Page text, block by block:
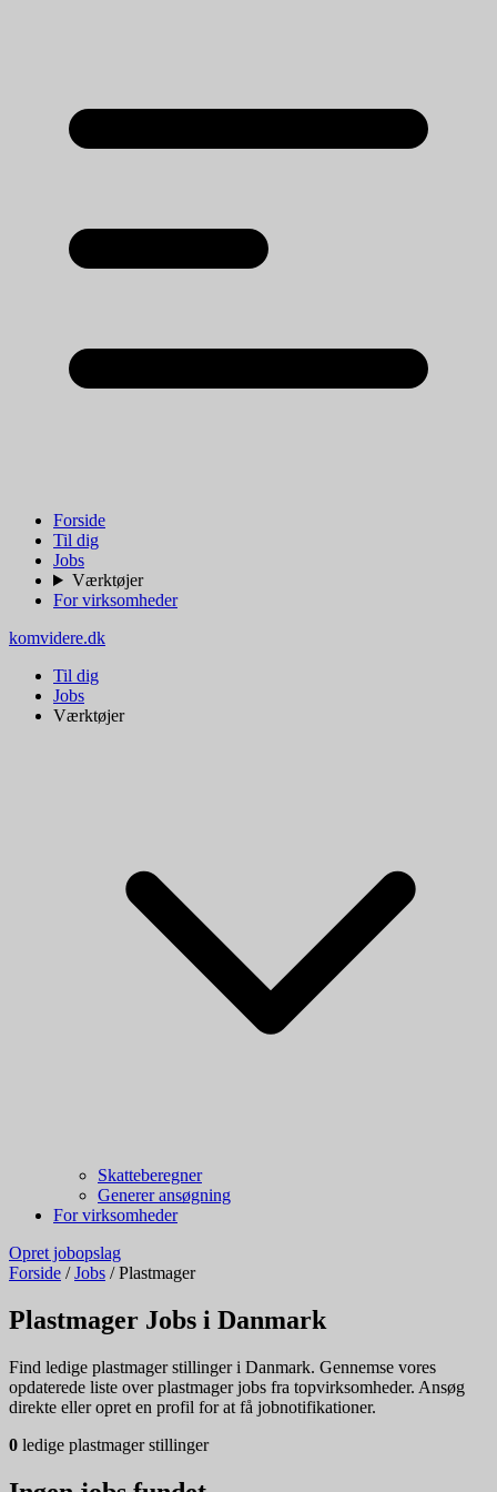
Forside
Til dig
Jobs
Værktøjer
For virksomheder
komvidere.dk
Til dig
Jobs
Værktøjer
Skatteberegner
Generer ansøgning
For virksomheder
Opret jobopslag
Forside / Jobs / Plastmager
Plastmager Jobs i Danmark
Find ledige plastmager stillinger i Danmark. Gennemse vores
opdaterede liste over plastmager jobs fra topvirksomheder. Ansøg
direkte eller opret en profil for at få jobnotifikationer.
0 ledige plastmager stillinger